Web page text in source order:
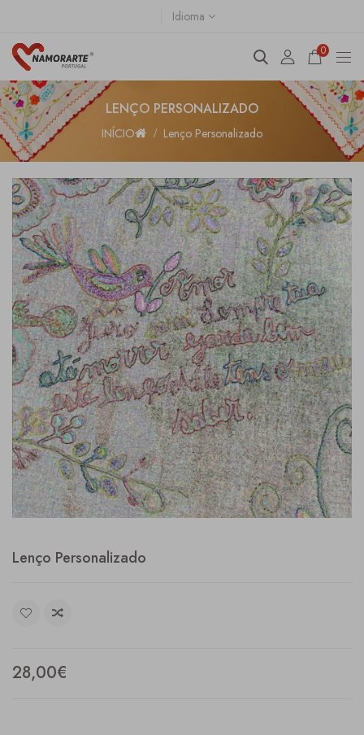
Idioma
0
LENÇO PERSONALIZADO
INÍCIO Lenço Personalizado
Lenço Personalizado
28,00€